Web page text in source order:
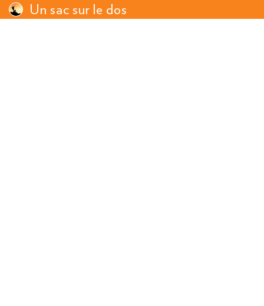
Un sac sur le dos